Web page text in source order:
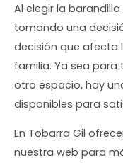
Al elegir la
tomando una
decisión que afecta
familia. Ya sea para
otro espacio, hay
disponibles para
En Tobarra Gil
nuestra web para